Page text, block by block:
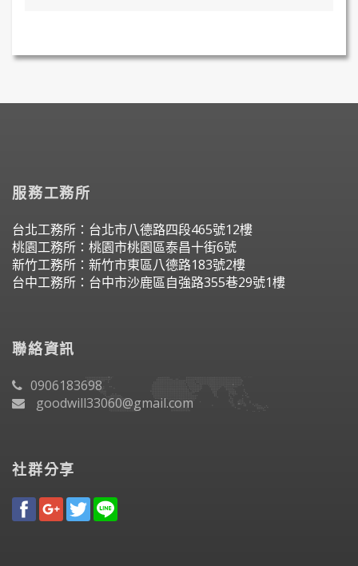
服務工務所
台北工務所：台北市八德路四段465號12樓
桃園工務所：桃園市桃園區泰昌十街6號
新竹工務所：新竹市東區八德路183號2樓
台中工務所：台中市沙鹿區自強路355巷29號1樓
聯絡資訊
0906183698
goodwill33060@gmail.com
社群分享